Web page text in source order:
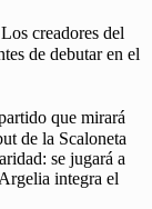
creadores del
de debutar en el
que mirará
de la Scaloneta
se jugará a
integra el